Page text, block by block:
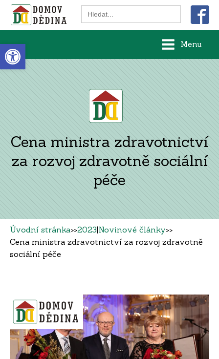
Open toolbar
Search
for:
Menu
Cena ministra zdravotnictví
za rozvoj zdravotně sociální
péče
Úvodní stránka>>2023|Novinové články>>
Cena ministra zdravotnictví za rozvoj zdravotně
sociální péče